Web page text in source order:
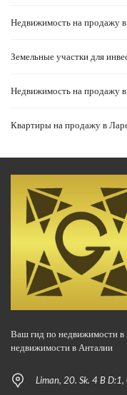
Недвижимость на продажу
Земельные участки для
Недвижимость на продажу
Квартиры на продажу в
Ваш гид по недвижимости
недвижимости в Анталии
Liman, 20. Sk. 4 B